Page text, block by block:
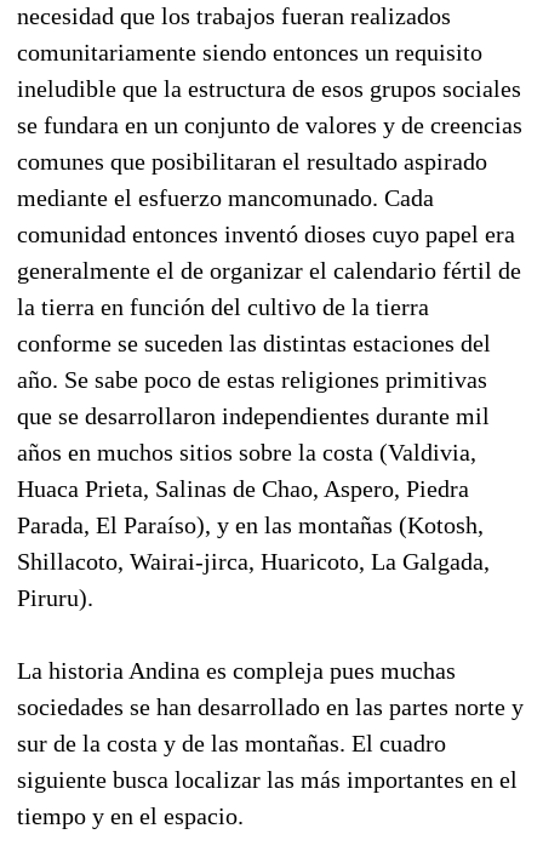
necesidad que los trabajos fueran realizados
comunitariamente siendo entonces un requisito
ineludible que la estructura de esos grupos sociales
se fundara en un conjunto de valores y de creencias
comunes que posibilitaran el resultado aspirado
mediante el esfuerzo mancomunado. Cada
comunidad entonces inventó dioses cuyo papel era
generalmente el de organizar el calendario fértil de
la tierra en función del cultivo de la tierra
conforme se suceden las distintas estaciones del
año. Se sabe poco de estas religiones primitivas
que se desarrollaron independientes durante mil
años en muchos sitios sobre la costa (Valdivia,
Huaca Prieta, Salinas de Chao, Aspero, Piedra
Parada, El Paraíso), y en las montañas (Kotosh,
Shillacoto, Wairai-jirca, Huaricoto, La Galgada,
Piruru).
La historia Andina es compleja pues muchas
sociedades se han desarrollado en las partes norte y
sur de la costa y de las montañas. El cuadro
siguiente busca localizar las más importantes en el
tiempo y en el espacio.